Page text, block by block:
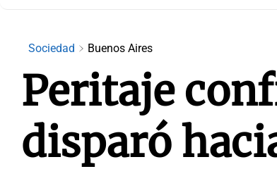
Sociedad Buenos Aires
Peritaje
disparó